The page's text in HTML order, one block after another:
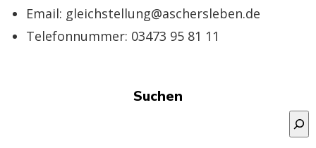
Email: gleichstellung@aschersleben.de
Telefonnummer: 03473 95 81 11
Suchen